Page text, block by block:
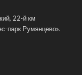
22-й км
парк Румянцево».